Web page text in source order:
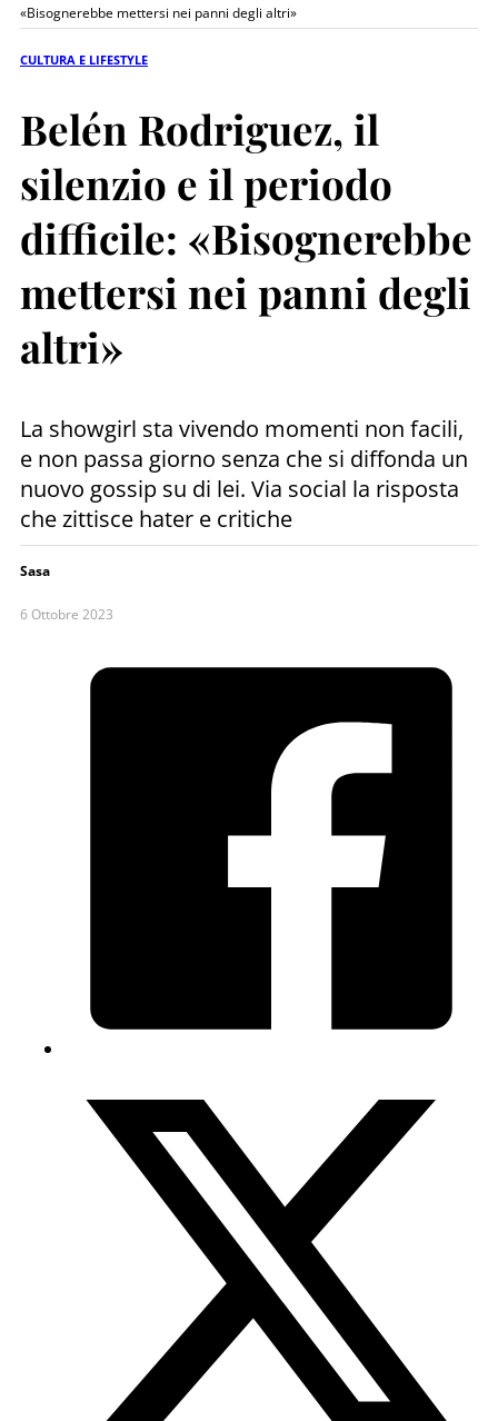
«Bisognerebbe mettersi nei panni degli altri»
CULTURA E LIFESTYLE
Belén Rodriguez, il
silenzio e il periodo
difficile: «Bisognerebbe
mettersi nei panni degli
altri»
La showgirl sta vivendo momenti non facili,
e non passa giorno senza che si diffonda un
nuovo gossip su di lei. Via social la risposta
che zittisce hater e critiche
Sasa
6 Ottobre 2023